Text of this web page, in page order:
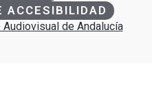
ACCESIBILIDAD
de Andalucía